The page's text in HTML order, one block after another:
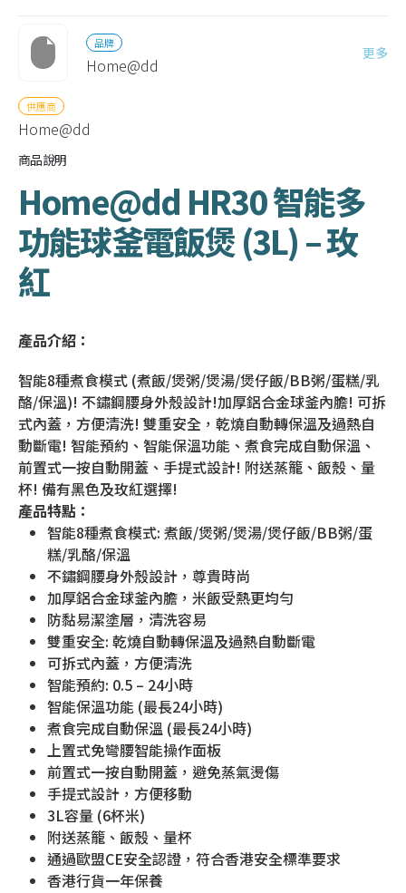
品牌
Home@dd
更多
供應商
Home@dd
商品說明
Home@dd HR30 智能多
功能球釜電飯煲 (3L) – 玫
紅
產品介紹：
智能8種煮食模式 (煮飯/煲粥/煲湯/煲仔飯/BB粥/蛋糕/乳
酪/保溫)! 不鏽鋼腰身外殼設計!加厚鋁合金球釜內膽! 可拆
式內蓋，方便清洗! 雙重安全，乾燒自動轉保溫及過熱自
動斷電! 智能預約、智能保溫功能、煮食完成自動保溫、
前置式一按自動開蓋、手提式設計! 附送蒸籠、飯殼、量
杯! 備有黑色及玫紅選擇!
產品特點：
智能8種煮食模式: 煮飯/煲粥/煲湯/煲仔飯/BB粥/蛋
糕/乳酪/保溫
不鏽鋼腰身外殼設計，尊貴時尚
加厚鋁合金球釜內膽，米飯受熱更均勻
防黏易潔塗層，清洗容易
雙重安全: 乾燒自動轉保溫及過熱自動斷電
可拆式內蓋，方便清洗
智能預約: 0.5 – 24小時
智能保溫功能 (最長24小時)
煮食完成自動保溫 (最長24小時)
上置式免彎腰智能操作面板
前置式一按自動開蓋，避免蒸氣燙傷
手提式設計，方便移動
3L容量 (6杯米)
附送蒸籠、飯殼、量杯
通過歐盟CE安全認證，符合香港安全標準要求
香港行貨一年保養